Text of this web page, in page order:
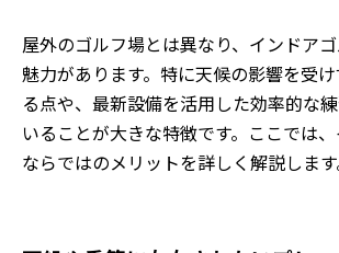
屋外のゴルフ場とは異なり、インドア
魅力があります。特に天候の影響を受
る点や、最新設備を活用した効率的な
いることが大きな特徴です。ここでは
ならではのメリットを詳しく解説します